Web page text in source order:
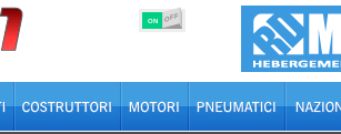
ON OFF